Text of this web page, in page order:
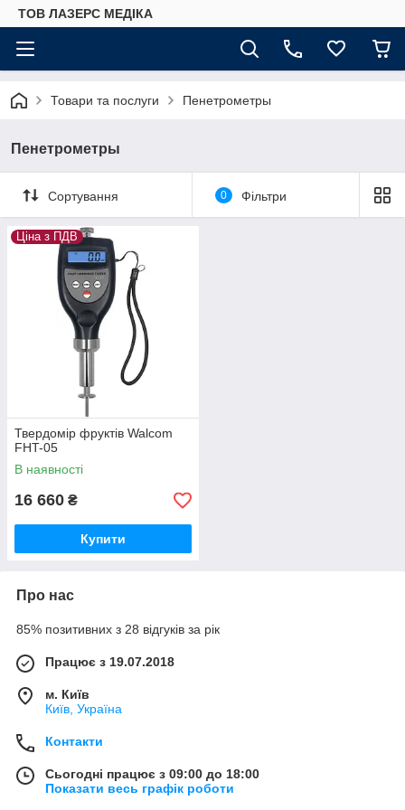
ТОВ ЛАЗЕРС МЕДІКА
Товари та послуги Пенетрометры
Пенетрометры
Сортування 0 Фільтри
Ціна з ПДВ
Твердомір фруктів Walcom
FHT-05
В наявності
16 660 ₴
Купити
Про нас
85% позитивних з 28 відгуків за рік
Працює з 19.07.2018
м. Київ
Київ, Україна
Контакти
Сьогодні працює з 09:00 до 18:00
Показати весь графік роботи